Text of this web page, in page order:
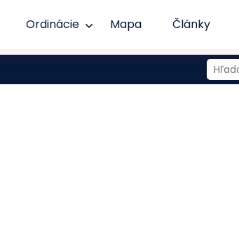
Ordinácie Mapa Články